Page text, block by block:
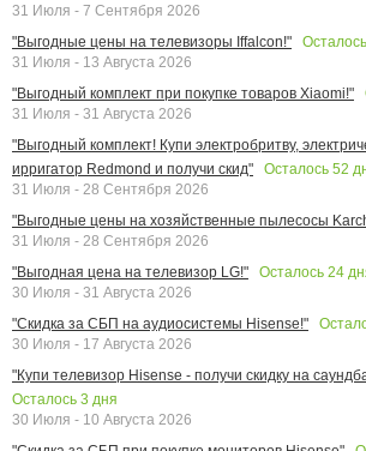
31 Июля - 7 Сентября 2026
"Выгодные цены на телевизоры Iffalcon!"
Осталось
31 Июля - 13 Августа 2026
"Выгодный комплект при покупке товаров Xiaomi!"
31 Июля - 31 Августа 2026
"Выгодный комплект! Купи электробритву,
ирригатор Redmond и получи скид"
Осталось 52
31 Июля - 28 Сентября 2026
"Выгодные цены на хозяйственные пылесосы
31 Июля - 28 Сентября 2026
"Выгодная цена на телевизор LG!"
Осталось 24
30 Июля - 31 Августа 2026
"Скидка за СБП на аудиосистемы Hisense!"
30 Июля - 17 Августа 2026
"Купи телевизор Hisense - получи скидку на
Осталось 3 дня
30 Июля - 10 Августа 2026